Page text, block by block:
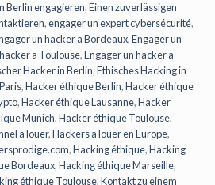
Berlin engagieren,Einen zuverlässigen
,engager un expert cybersécurité,
un hacker a Bordeaux,Engager un
a Toulouse,Engager un hacker a
Hacker in Berlin,Ethisches Hacking in
,Hacker éthique Berlin,Hacker éthique
,Hacker éthique Lausanne,Hacker
Munich,Hacker éthique Toulouse,
a louer,Hackers a louer en Europe,
,Hacking éthique,Hacking
Bordeaux,Hacking éthique Marseille,
éthique Toulouse,Kontakt zu einem